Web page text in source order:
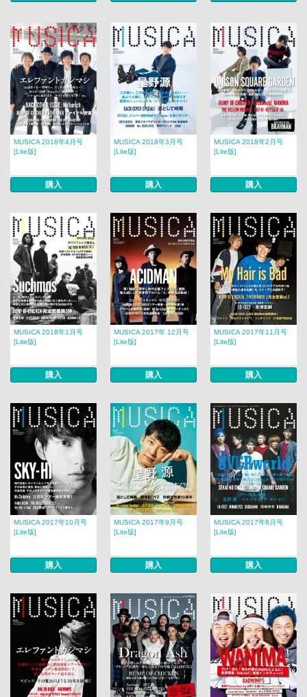
MUSICA 2018年4月号
[Lite版]
購入
MUSICA 2018年3月号
[Lite版]
購入
MUSICA 2018年2月号​​
[Lite版]
購入
MUSICA 2018年1月号
[Lite版]
購入
MUSICA 2017年 12月号​​
[Lite版]
購入
MUSICA 2017年11月号
[Lite版]
購入
MUSICA 2017年10月号
[Lite版]
購入
MUSICA 2017年9月号
[Lite版]
購入
MUSICA 2017年8月号​​
[Lite版]
購入